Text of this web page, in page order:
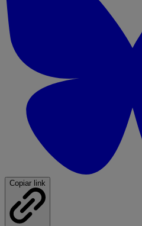
Copiar link